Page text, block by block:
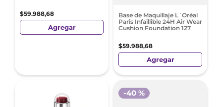
$59.988,68
Agregar
Base de Maquillaje L´Oréal
Paris Infaillible 24H Air Wear
Cushion Foundation 127
$59.988,68
Agregar
-40 %